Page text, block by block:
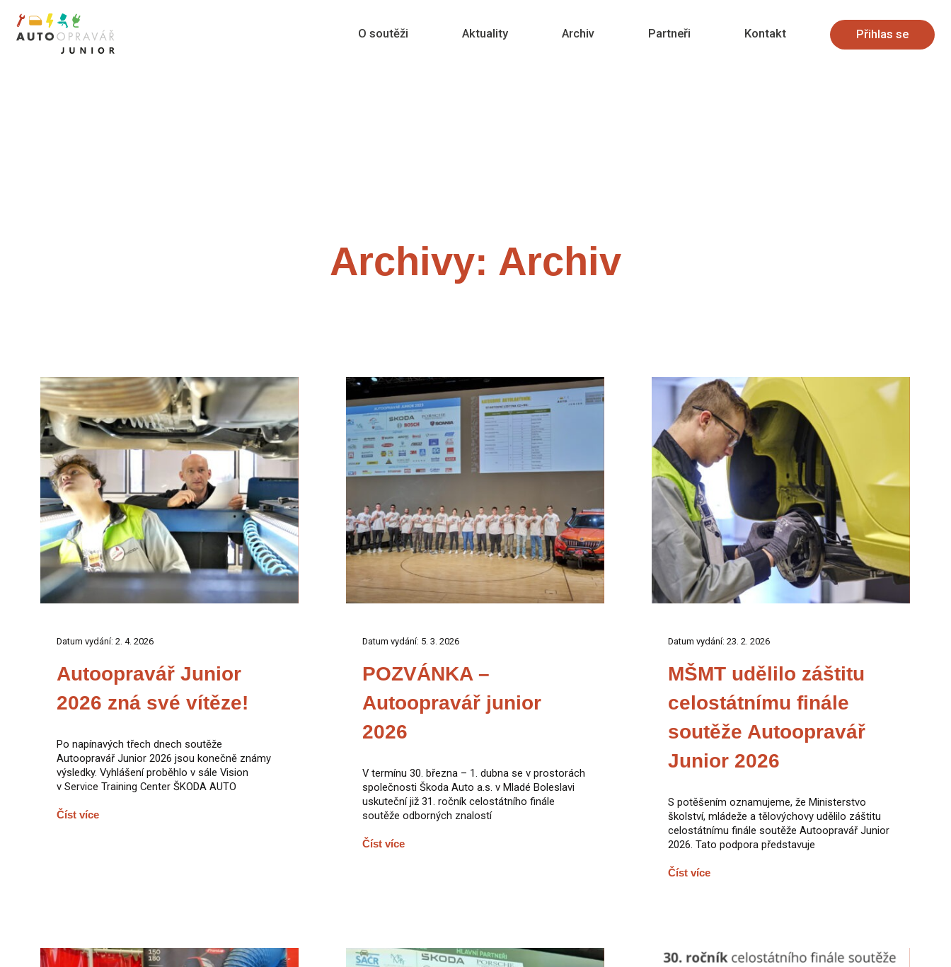
O soutěži Aktuality Archiv Partneři Kontakt Přihlas se
Archivy: Archiv
Datum vydání: 2. 4. 2026
Autoopravář Junior
2026 zná své vítěze!
Po napínavých třech dnech soutěže
Autoopravář Junior 2026 jsou konečně známy
výsledky. Vyhlášení proběhlo v sále Vision
v Service Training Center ŠKODA AUTO
Číst více
Datum vydání: 5. 3. 2026
POZVÁNKA –
Autoopravář junior
2026
V termínu 30. března – 1. dubna se v prostorách
společnosti Škoda Auto a.s. v Mladé Boleslavi
uskuteční již 31. ročník celostátního finále
soutěže odborných znalostí
Číst více
Datum vydání: 23. 2. 2026
MŠMT udělilo záštitu
celostátnímu finále
soutěže Autoopravář
Junior 2026
S potěšením oznamujeme, že Ministerstvo
školství, mládeže a tělovýchovy udělilo záštitu
celostátnímu finále soutěže Autoopravář Junior
2026. Tato podpora představuje
Číst více